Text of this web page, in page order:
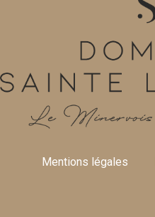
Mentions légales